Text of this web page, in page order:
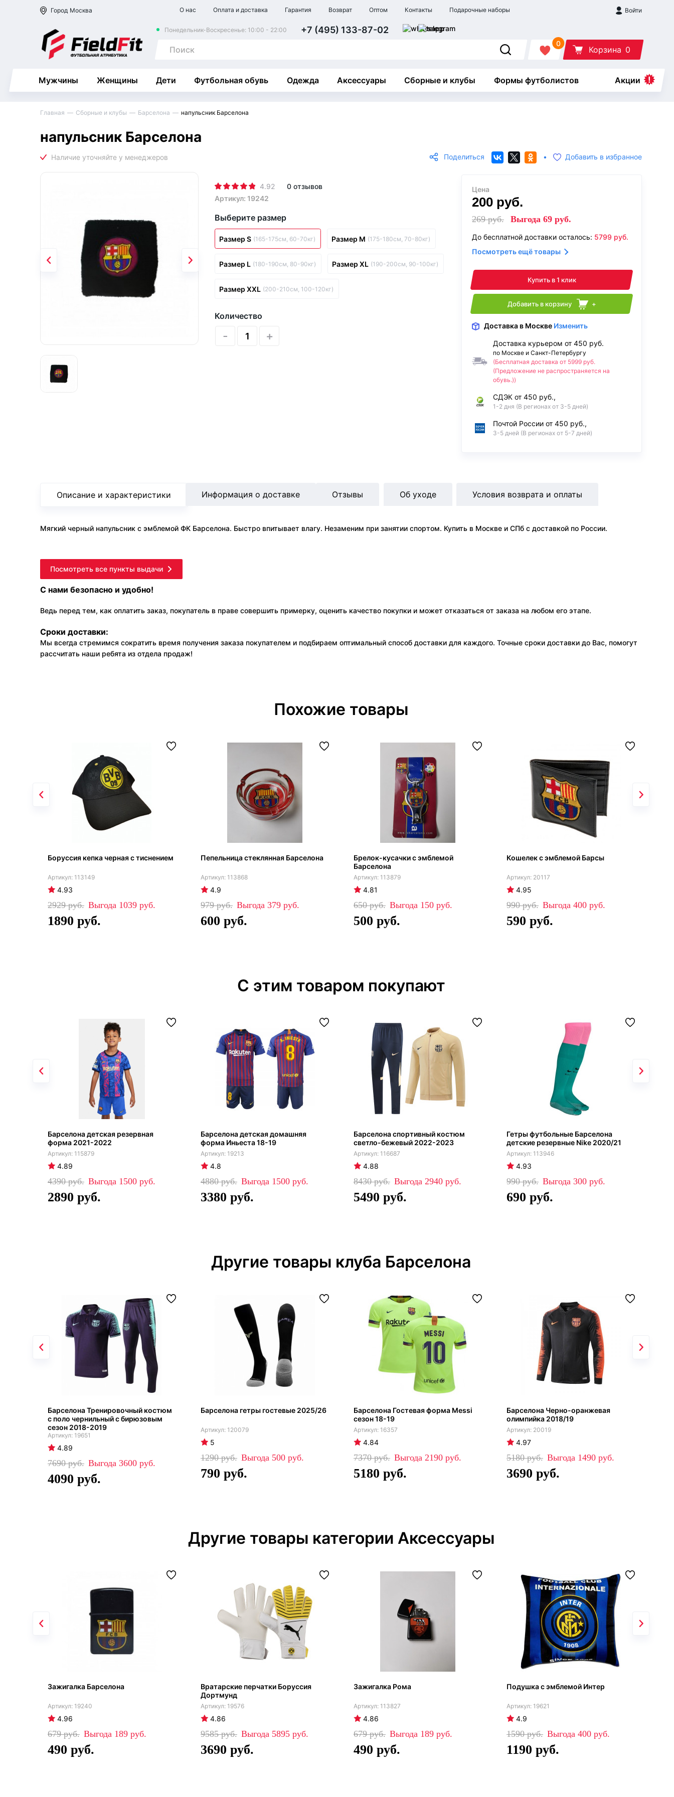
Город Москва О нас Оплата и доставка Гарантия Возврат Оптом Контакты Подарочные наборы Войти
Понедельник-Воскресенье: 10:00 - 22:00 +7 (495) 133-87-02
0
Корзина 0
Мужчины Женщины Дети Футбольная обувь Одежда Аксессуары Сборные и клубы Формы футболистов Акции
Главная Сборные и клубы Барселона напульсник Барселона
напульсник Барселона
Поделиться • Добавить в избранное
4.92
0 отзывов
Артикул: 19242
Выберите размер
Размер S (165-175см, 60-70кг) Размер M (175-180см, 70-80кг)
Размер L (180-190см, 80-90кг) Размер XL (190-200см, 90-100кг)
Размер XXL (200-210см, 100-120кг)
Количество
- +
Цена
200 руб.
269руб. Выгода 69 руб.
До бесплатной доставки осталось: 5799 руб.
Посмотреть ещё товары
Купить в 1 клик
Добавить в корзину +
Доставка в Москве Изменить
Доставка курьером от 450 руб.
по Москве и Санкт-Петербургу
(Бесплатная доставка от 5999 руб.
(Предложение не распространяется на
обувь.))
СДЭК от 450 руб.,
1-2 дня (В регионах от 3-5 дней)
Почтой России от 450 руб.,
3-5 дней (В регионах от 5-7 дней)
Описание и характеристики
Мягкий черный напульсник с эмблемой ФК Барселона. Быстро впитывает влагу. Незаменим при занятии спортом. Купить в Москве и СПб с доставкой по России.
Информация о доставке Отзывы Об уходе Условия возврата и оплаты
Посмотреть все пункты выдачи
С нами безопасно и удобно!
Ведь перед тем, как оплатить заказ, покупатель в праве совершить примерку, оценить качество покупки и может отказаться от заказа на любом его этапе.
Сроки доставки:
Мы всегда стремимся сократить время получения заказа покупателем и подбираем оптимальный способ доставки для каждого. Точные сроки доставки до Вас, помогут
рассчитать наши ребята из отдела продаж!
Похожие товары
Боруссия кепка черная с тиснением
113149
4.93
2929 1039
1890
Пепельница стеклянная Барселона
113868
4.9
979 379
600
Брелок-кусачки с эмблемой
Барселона
113879
4.81
650 150
500
Кошелек с эмблемой Барсы
20117
4.95
990 400
590
С этим товаром покупают
Барселона детская резервная
форма 2021-2022
115879
4.89
4390 1500
2890
Барселона детская домашняя
форма Иньеста 18-19
19213
4.8
4880 1500
3380
Барселона спортивный костюм
светло-бежевый 2022-2023
116687
4.88
8430 2940
5490
Гетры футбольные Барселона
детские резервные Nike 2020/21
113946
4.93
990 300
690
Другие товары клуба Барселона
Барселона Тренировочный костюм
с поло чернильный с бирюзовым
сезон 2018-2019
19651
4.89
7690 3600
4090
Барселона гетры гостевые 2025/26
120079
5
1290 500
790
Барселона Гостевая форма Messi
сезон 18-19
16357
4.84
7370 2190
5180
Барселона Черно-оранжевая
олимпийка 2018/19
20019
4.97
5180 1490
3690
Другие товары категории Аксессуары
Зажигалка Барселона
19240
4.96
679 189
490
Вратарские перчатки Боруссия
Дортмунд
19576
4.86
9585 5895
3690
Зажигалка Рома
113827
4.86
679 189
490
Подушка с эмблемой Интер
19621
4.9
1590 400
1190